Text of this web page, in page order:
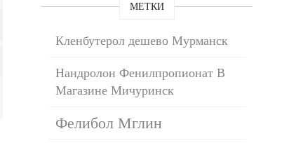
МЕТКИ
Кленбутерол дешево Мурманск
Нандролон Фенилпропионат В
Магазине Мичуринск
Фелибол Мглин